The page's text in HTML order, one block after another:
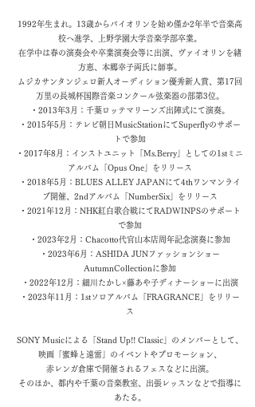
1992年生まれ。13歳からバイオリンを始め僅か2年半で音楽高
校へ進学、上野学園大学音楽学部卒業。
在学中は春の演奏会や卒業演奏会等に出演、ヴァイオリンを緒
方恵、本郷幸子両氏に師事。
ムジカサンタンジェロ新人オーディション優秀新人賞、第17回
万里の長城杯国際音楽コンクール弦楽器の部第3位。
・2013年3月：千葉ロッテマリーンズ出陣式にて演奏。
・2015年5月：テレビ朝日MusicStationにてSuperflyのサポー
トで参加
・2017年8月：インストユニット「Ms.Berry」としての1stミニ
アルバム「Opus One」をリリース
・2018年5月：BLUES ALLEY JAPANにて4thワンマンライ
ブ開催、2ndアルバム「NumberSix」をリリース
・2021年12月：NHK紅白歌合戦にてRADWINPSのサポート
で参加
・2023年2月：Chacotto代官山本店周年記念演奏に参加
・2023年6月：ASHIDA JUNファッションショー
AutumnCollectionに参加
・2022年12月：細川たかし×藤あや子ディナーショーに出演
・2023年11月：1stソロアルバム「FRAGRANCE」をリリー
ス
SONY Musicによる「Stand Up!! Classic」のメンバーとして、
映画「蜜蜂と遠雷」のイベントやプロモーション、
赤レンガ倉庫で開催されるフェスなどに出演。
そのほか、都内や千葉の音楽教室、出張レッスンなどで指導に
あたる。